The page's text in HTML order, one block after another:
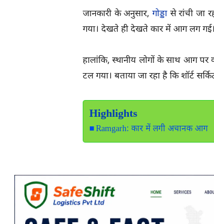
जानकारी के अनुसार,गोड्डासे रांची जा
गया। देखते ही देखते कार में आग लग गई।
हालांकि, स्थानीय लोगों के साथ आग पर
टल गया। बताया जा रहा है कि शॉर्ट
Highlights
Ramgarh: कार में लगी अचानक आग